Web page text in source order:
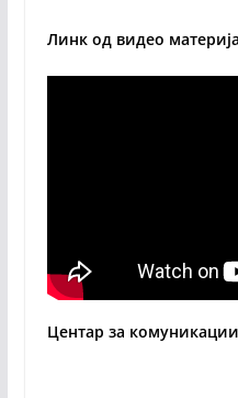
Линк од видео
Центар за